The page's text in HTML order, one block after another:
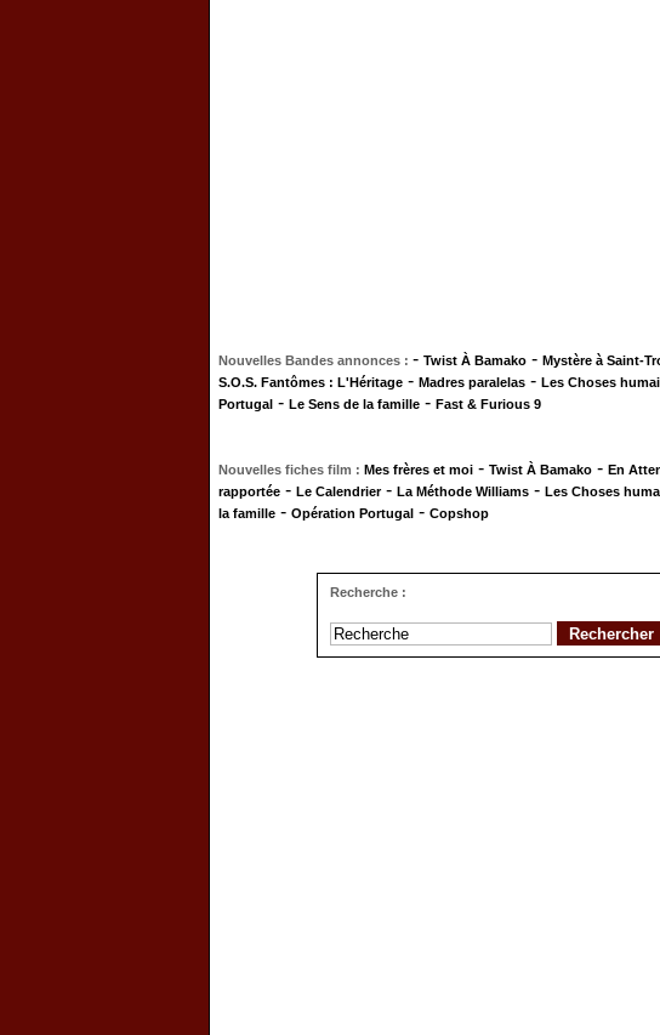
Nouvelles Bandes annonces : - Twist À Bamako - Mystère à Saint-
S.O.S. Fantômes : L'Héritage - Madres paralelas - Les Choses
Portugal - Le Sens de la famille - Fast & Furious 9
Nouvelles fiches film : Mes frères et moi - Twist À Bamako - En
rapportée - Le Calendrier- La Méthode Williams - Les Choses
la famille - Opération Portugal - Copshop
Recherche :